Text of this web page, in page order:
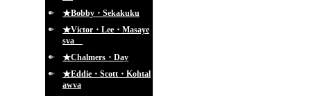
★Bobby・Sekakuku
★Victor・Lee・Masaye
sva
★Chalmers・Day
★Eddie・Scott・Kohtal
awva